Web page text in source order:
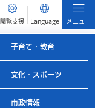
閲覧支援 Language メニュー
子育て・教育
文化・スポーツ
市政情報